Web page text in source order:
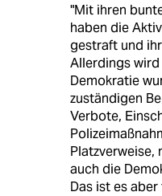
"Mit ihren
haben die
gestraft und
Allerdings
Demokratie
zuständigen
Verbote,
Platzverweise,
auch die
Das ist es aber